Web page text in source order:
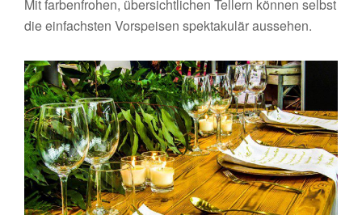
Mit farbenfrohen, übersichtlichen Tellern können selbst
die einfachsten Vorspeisen spektakulär aussehen.